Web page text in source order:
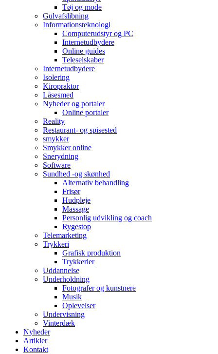
Tøj og mode
Gulvafslibning
Informationsteknologi
Computerudstyr og PC
Internetudbydere
Online guides
Teleselskaber
Internetudbydere
Isolering
Kiropraktor
Låsesmed
Nyheder og portaler
Online portaler
Reality
Restaurant- og spisested
smykker
Smykker online
Snerydning
Software
Sundhed -og skønhed
Alternativ behandling
Frisør
Hudpleje
Massage
Personlig udvikling og coach
Rygestop
Telemarketing
Trykkeri
Grafisk produktion
Trykkerier
Uddannelse
Underholdning
Fotografer og kunstnere
Musik
Oplevelser
Undervisning
Vinterdæk
Nyheder
Artikler
Kontakt